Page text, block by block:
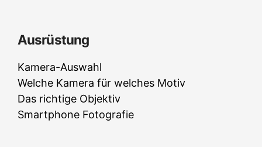
Ausrüstung
Kamera-Auswahl
Welche Kamera für welches Motiv
Das richtige Objektiv
Smartphone Fotografie